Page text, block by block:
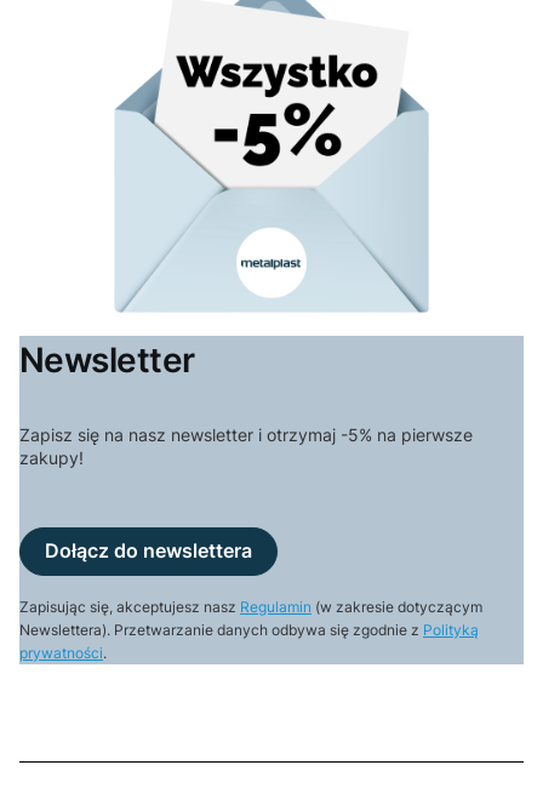
Newsletter
Zapisz się na nasz newsletter i otrzymaj -5% na pierwsze
zakupy!
Dołącz do newslettera
Zapisując się, akceptujesz nasz Regulamin (w zakresie dotyczącym
Newslettera). Przetwarzanie danych odbywa się zgodnie z Polityką
prywatności.